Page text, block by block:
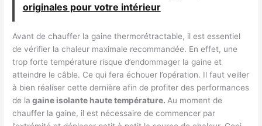
originales pour votre intérieur
Avant de chauffer la gaine thermorétractable, il est essentiel
de vérifier la chaleur maximale recommandée. En effet, une
trop forte température risque d’endommager la gaine et
atteindre le câble. Ce qui fera échouer l’opération. Il faut veiller
à bien réaliser cette dernière afin de profiter des performances
de la gaine isolante haute température. Au moment de
chauffer la gaine, il est nécessaire de commencer par